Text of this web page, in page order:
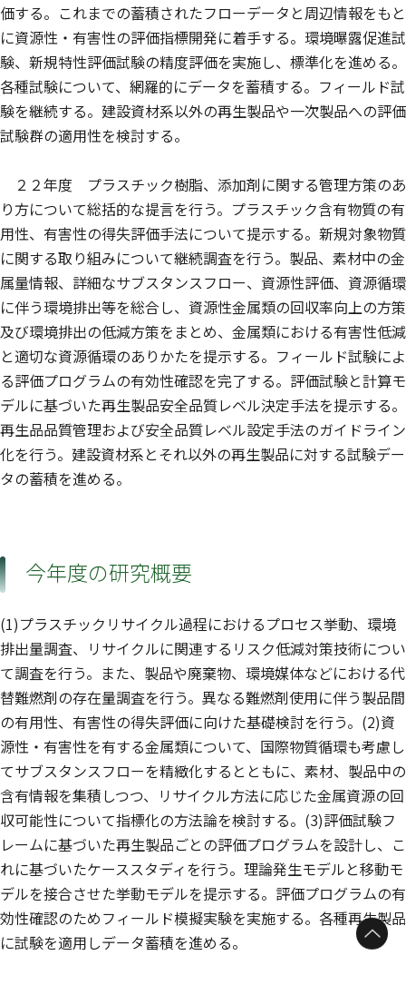
価する。これまでの蓄積されたフローデータと周辺情報をもと
に資源性・有害性の評価指標開発に着手する。環境曝露促進試
験、新規特性評価試験の精度評価を実施し、標準化を進める。
各種試験について、網羅的にデータを蓄積する。フィールド試
験を継続する。建設資材系以外の再生製品や一次製品への評価
試験群の適用性を検討する。
２２年度 プラスチック樹脂、添加剤に関する管理方策のあ
り方について総括的な提言を行う。プラスチック含有物質の有
用性、有害性の得失評価手法について提示する。新規対象物質
に関する取り組みについて継続調査を行う。製品、素材中の金
属量情報、詳細なサブスタンスフロー、資源性評価、資源循環
に伴う環境排出等を総合し、資源性金属類の回収率向上の方策
及び環境排出の低減方策をまとめ、金属類における有害性低減
と適切な資源循環のありかたを提示する。フィールド試験によ
る評価プログラムの有効性確認を完了する。評価試験と計算モ
デルに基づいた再生製品安全品質レベル決定手法を提示する。
再生品品質管理および安全品質レベル設定手法のガイドライン
化を行う。建設資材系とそれ以外の再生製品に対する試験デー
タの蓄積を進める。
今年度の研究概要
(1)プラスチックリサイクル過程におけるプロセス挙動、環境
排出量調査、リサイクルに関連するリスク低減対策技術につい
て調査を行う。また、製品や廃棄物、環境媒体などにおける代
替難燃剤の存在量調査を行う。異なる難燃剤使用に伴う製品間
の有用性、有害性の得失評価に向けた基礎検討を行う。(2)資
源性・有害性を有する金属類について、国際物質循環も考慮し
てサブスタンスフローを精緻化するとともに、素材、製品中の
含有情報を集積しつつ、リサイクル方法に応じた金属資源の回
収可能性について指標化の方法論を検討する。(3)評価試験フ
レームに基づいた再生製品ごとの評価プログラムを設計し、こ
れに基づいたケーススタディを行う。理論発生モデルと移動モ
デルを接合させた挙動モデルを提示する。評価プログラムの有
効性確認のためフィールド模擬実験を実施する。各種再生製品
に試験を適用しデータ蓄積を進める。